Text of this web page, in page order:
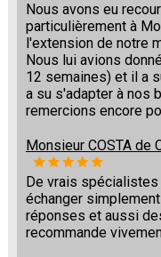
Nous avons eu
particulièrement à
l'extension de notre
Nous lui avions
12 semaines) et il a
a su s'adapter à nos
remercions encore
Monsieur COSTA de
De vrais
échanger
réponses et aussi
recommande